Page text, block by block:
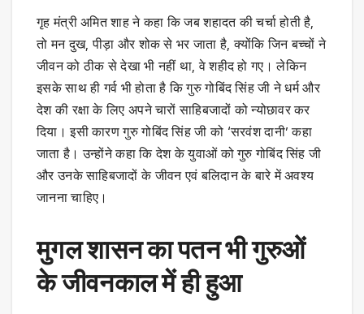
गृह मंत्री अमित शाह ने कहा कि जब शहादत की चर्चा होती है,
तो मन दुख, पीड़ा और शोक से भर जाता है, क्योंकि जिन बच्चों ने
जीवन को ठीक से देखा भी नहीं था, वे शहीद हो गए। लेकिन
इसके साथ ही गर्व भी होता है कि गुरु गोबिंद सिंह जी ने धर्म और
देश की रक्षा के लिए अपने चारों साहिबजादों को न्योछावर कर
दिया। इसी कारण गुरु गोबिंद सिंह जी को ‘सरवंश दानी’ कहा
जाता है। उन्होंने कहा कि देश के युवाओं को गुरु गोबिंद सिंह जी
और उनके साहिबजादों के जीवन एवं बलिदान के बारे में अवश्य
जानना चाहिए।
मुगल शासन का पतन भी गुरुओं
के जीवनकाल में ही हुआ